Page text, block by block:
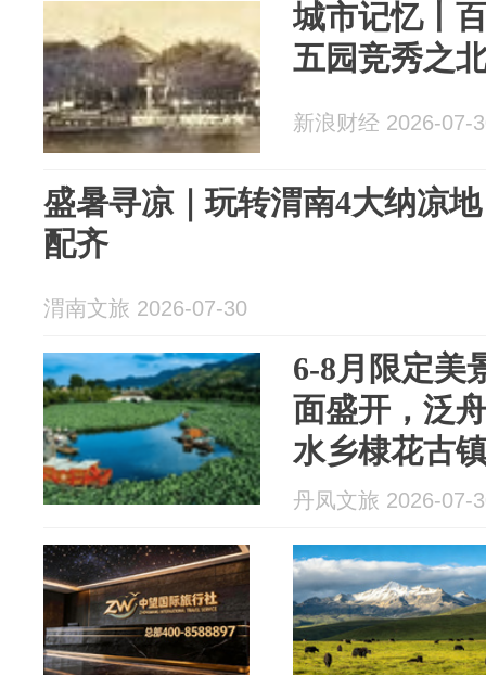
城市记忆丨
五园竞秀之
新浪财经 2026-07-
盛暑寻凉｜玩转渭南4大纳凉
配齐
渭南文旅 2026-07-30
6-8月限定美
面盛开，泛
水乡棣花古
丹凤文旅 2026-07-